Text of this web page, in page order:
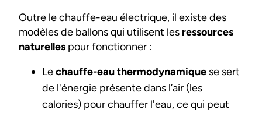
Outre le chauffe-eau électrique, il existe des
modèles de ballons qui utilisent les ressources
naturelles pour fonctionner :
Lechauffe-eau thermodynamique se sert
de l'énergie présente dans l’air (les
calories) pour chauffer l'eau, ce qui peut